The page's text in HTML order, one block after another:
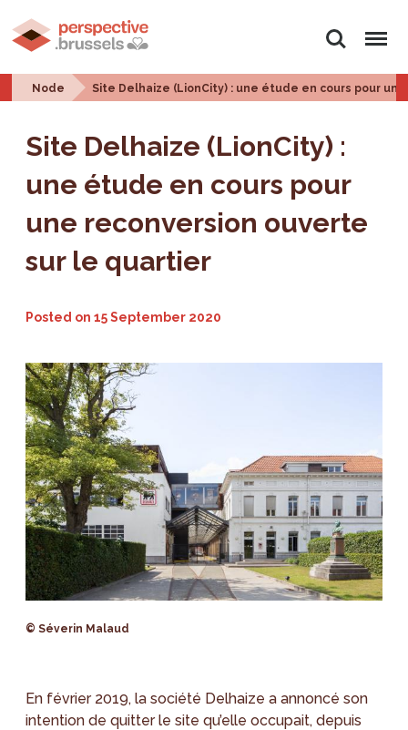
Search Menu
Node Site Delhaize (LionCity) : une étude en cours pour
Site Delhaize (LionCity) :
une étude en cours pour
une reconversion ouverte
sur le quartier
Posted on15 September 2020
© Séverin Malaud
En février 2019, la société Delhaize a annoncé son
intention de quitter le site qu’elle occupait, depuis